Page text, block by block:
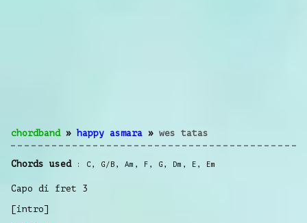
chordband»happy asmara » wes tatas
Chords used C , G/B , Am , F , G , Dm , E , Em
Capo di fret 3
[intro]